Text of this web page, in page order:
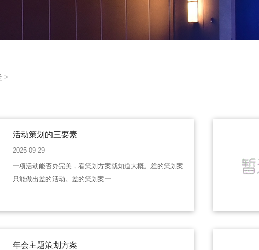
>
活动策划的三要素
2025-09-29
一项活动能否办完美，看策划方案就知道大概。差的策划案
只能做出差的活动。差的策划案一…
年会主题策划方案